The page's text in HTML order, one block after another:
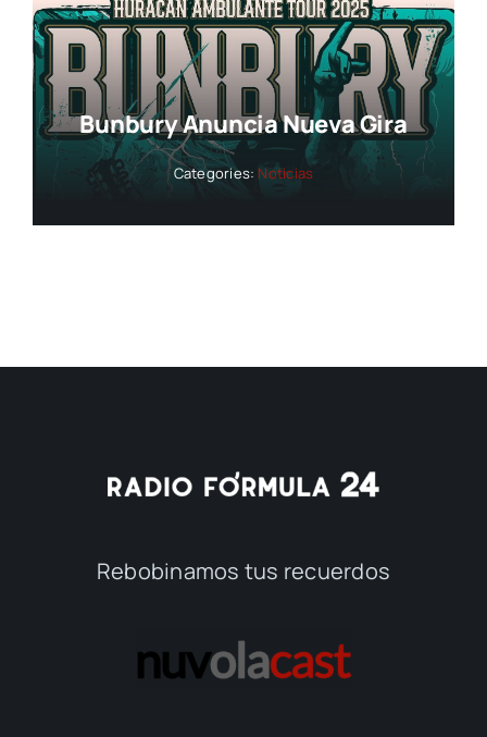
Bunbury Anuncia Nueva Gira
Categories: Noticias
Rebobinamos tus recuerdos